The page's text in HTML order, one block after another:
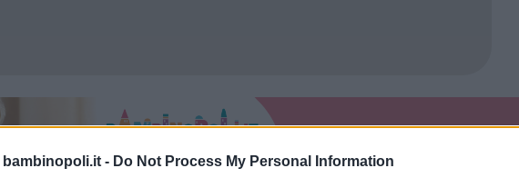
bambinopoli.it - Do Not Process My Personal Information